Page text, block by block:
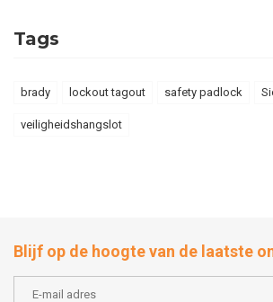
Tags
brady lockout tagout safety padlock
veiligheidshangslot
Blijf op de hoogte van de laatste